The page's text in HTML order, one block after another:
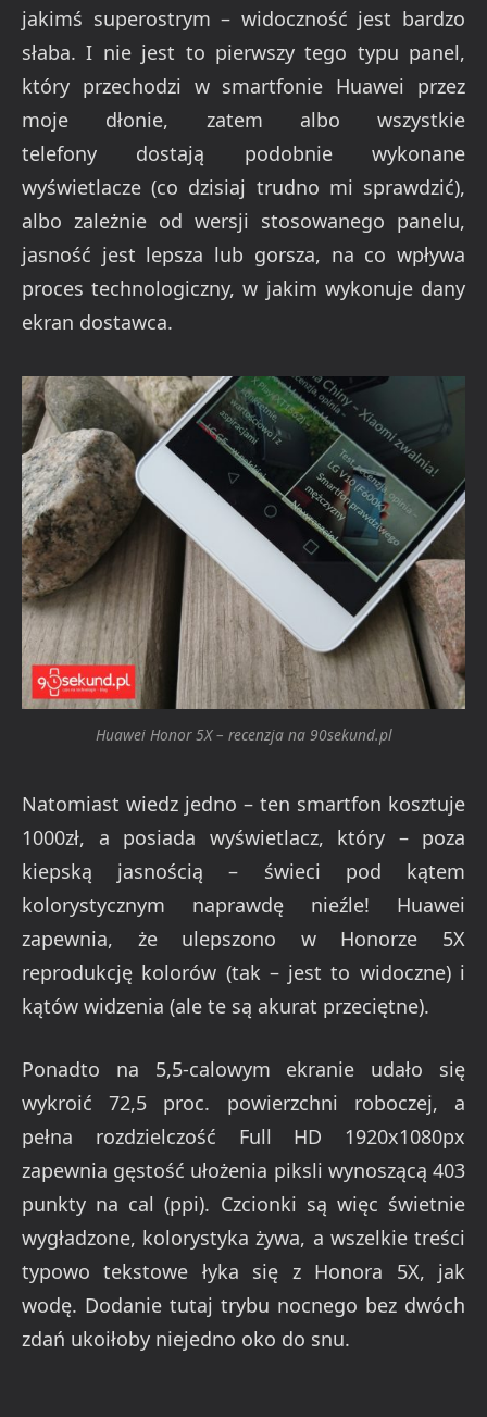
jakimś superostrym – widoczność jest bardzo
słaba. I nie jest to pierwszy tego typu panel,
który przechodzi w smartfonie Huawei przez
moje dłonie, zatem albo wszystkie
telefony dostają podobnie wykonane
wyświetlacze (co dzisiaj trudno mi sprawdzić),
albo zależnie od wersji stosowanego panelu,
jasność jest lepsza lub gorsza, na co wpływa
proces technologiczny, w jakim wykonuje dany
ekran dostawca.
Huawei Honor 5X – recenzja na 90sekund.pl
Natomiast wiedz jedno – ten smartfon kosztuje
1000zł, a posiada wyświetlacz, który – poza
kiepską jasnością – świeci pod kątem
kolorystycznym naprawdę nieźle! Huawei
zapewnia, że ulepszono w Honorze 5X
reprodukcję kolorów (tak – jest to widoczne) i
kątów widzenia (ale te są akurat przeciętne).
Ponadto na 5,5-calowym ekranie udało się
wykroić 72,5 proc. powierzchni roboczej, a
pełna rozdzielczość Full HD 1920x1080px
zapewnia gęstość ułożenia piksli wynoszącą 403
punkty na cal (ppi). Czcionki są więc świetnie
wygładzone, kolorystyka żywa, a wszelkie treści
typowo tekstowe łyka się z Honora 5X, jak
wodę. Dodanie tutaj trybu nocnego bez dwóch
zdań ukoiłoby niejedno oko do snu.